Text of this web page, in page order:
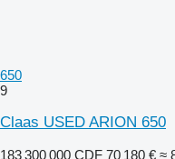
650
9
Claas USED ARION 650
183 300 000 CDF 70 180 € ≈